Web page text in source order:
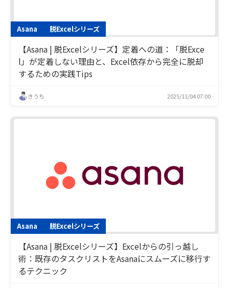
Asana 脱Excelシリーズ
【Asana | 脱Excelシリーズ】定着への道：「脱Exce
l」が定着しない理由と、Excel依存から完全に脱却
するための実践Tips
きうち 2025/11/04 07:00
Asana 脱Excelシリーズ
【Asana | 脱Excelシリーズ】Excelからの引っ越し
術：既存のタスクリストをAsanaにスムーズに移行す
るテクニック